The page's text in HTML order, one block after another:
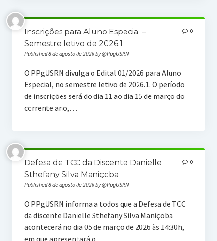
Inscrições para Aluno Especial –
Semestre letivo de 2026.1
Published 8 de agosto de 2026 by @PpgUSRN
0
O PPgUSRN divulga o Edital 01/2026 para Aluno
Especial, no semestre letivo de 2026.1. O período
de inscrições será do dia 11 ao dia 15 de março do
corrente ano,…
Defesa de TCC da Discente Danielle
Sthefany Silva Maniçoba
Published 8 de agosto de 2026 by @PpgUSRN
0
O PPgUSRN informa a todos que a Defesa de TCC
da discente Danielle Sthefany Silva Maniçoba
acontecerá no dia 05 de março de 2026 às 14:30h,
em que apresentará o…